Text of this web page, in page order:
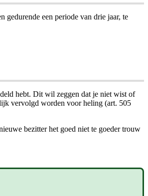
gedurende een periode van drie jaar, te
hebt. Dit wil zeggen dat je niet wist of
vervolgd worden voor heling (art. 505
bezitter het goed niet te goeder trouw